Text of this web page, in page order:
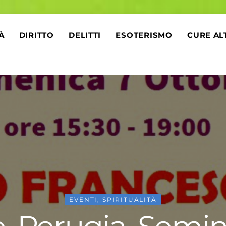
DIRITTO DELITTI ESOTERISMO
CURE
EVENTI SPIRITUALITÀ